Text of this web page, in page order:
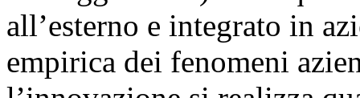
all’esterno e integrato in
empirica dei fenomeni